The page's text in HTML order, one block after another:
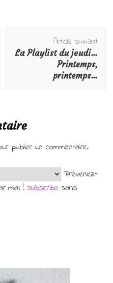
Article suivant
La Playlist du jeudi…
Printemps,
printemps…
publier un commentaire.
Prévenez-
mail ! subscribe sans